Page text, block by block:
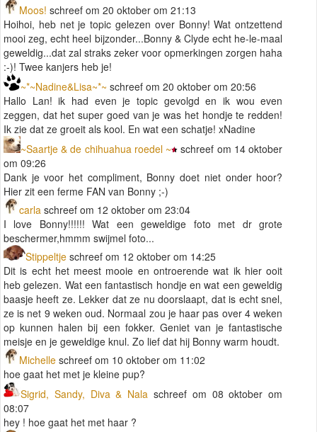
Moos! schreef om 20 oktober om 21:13
Hoihoi, heb net je topic gelezen over Bonny! Wat ontzettend
mooi zeg, echt heel bijzonder...Bonny & Clyde echt he-le-maal
geweldig...dat zal straks zeker voor opmerkingen zorgen haha
:-)! Twee kanjers heb je!
~*~Nadine&Lisa~*~ schreef om 20 oktober om 20:56
Hallo Lan! ik had even je topic gevolgd en ik wou even
zeggen, dat het super goed van je was het hondje te redden!
Ik zie dat ze groeit als kool. En wat een schatje! xNadine
~Saartje & de chihuahua roedel ~
schreef om 14 oktober
om 09:26
Dank je voor het compliment, Bonny doet niet onder hoor?
Hier zit een ferme FAN van Bonny ;-)
carla schreef om 12 oktober om 23:04
I love Bonny!!!!!! Wat een geweldige foto met dr grote
beschermer,hmmm swijmel foto...
Stippeltje schreef om 12 oktober om 14:25
Dit is echt het meest mooie en ontroerende wat ik hier ooit
heb gelezen. Wat een fantastisch hondje en wat een geweldig
baasje heeft ze. Lekker dat ze nu doorslaapt, dat is echt snel,
ze is net 9 weken oud. Normaal zou je haar pas over 4 weken
op kunnen halen bij een fokker. Geniet van je fantastische
meisje en je geweldige knul. Zo lief dat hij Bonny warm houdt.
Michelle schreef om 10 oktober om 11:02
hoe gaat het met je kleine pup?
Sigrid, Sandy, Diva & Nala schreef om 08 oktober om
08:07
hey ! hoe gaat het met haar ?